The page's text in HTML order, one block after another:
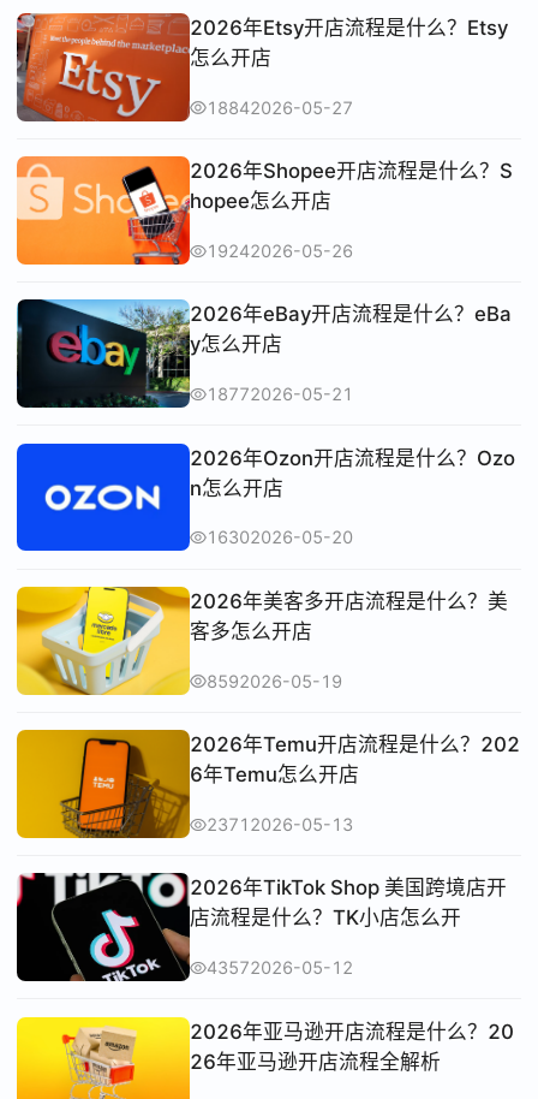
2026年Etsy开店流程是什么？Etsy
怎么开店
18842026-05-27
2026年Shopee开店流程是什么？S
hopee怎么开店
19242026-05-26
2026年eBay开店流程是什么？eBa
y怎么开店
18772026-05-21
2026年Ozon开店流程是什么？Ozo
n怎么开店
16302026-05-20
2026年美客多开店流程是什么？美
客多怎么开店
8592026-05-19
2026年Temu开店流程是什么？202
6年Temu怎么开店
2371 2026-05-13
2026年TikTok Shop 美国跨境店开
店流程是什么？TK小店怎么开
43572026-05-12
2026年亚马逊开店流程是什么？20
26年亚马逊开店流程全解析